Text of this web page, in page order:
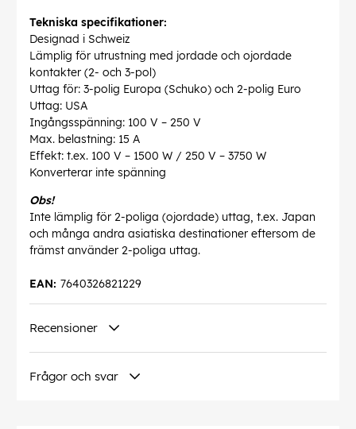
Tekniska specifikationer:
Designad i Schweiz
Lämplig för utrustning med jordade och ojordade
kontakter (2- och 3-pol)
Uttag för: 3-polig Europa (Schuko) och 2-polig Euro
Uttag: USA
Ingångsspänning: 100 V – 250 V
Max. belastning: 15 A
Effekt: t.ex. 100 V – 1500 W / 250 V – 3750 W
Konverterar inte spänning
Obs!
Inte lämplig för 2-poliga (ojordade) uttag, t.ex. Japan
och många andra asiatiska destinationer eftersom de
främst använder 2-poliga uttag.
7640326821229
EAN:
Recensioner
Frågor och svar